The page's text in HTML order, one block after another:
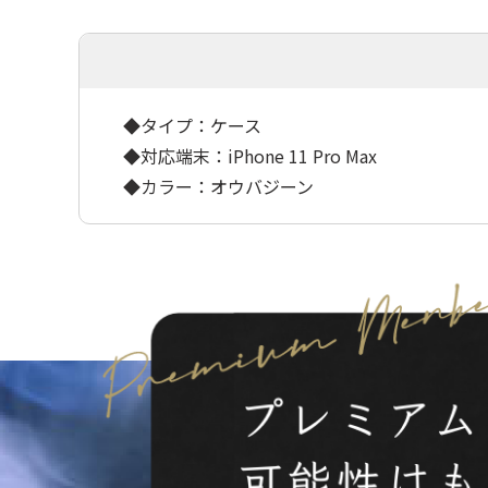
◆タイプ：ケース
◆対応端末：iPhone 11 Pro Max
◆カラー：オウバジーン